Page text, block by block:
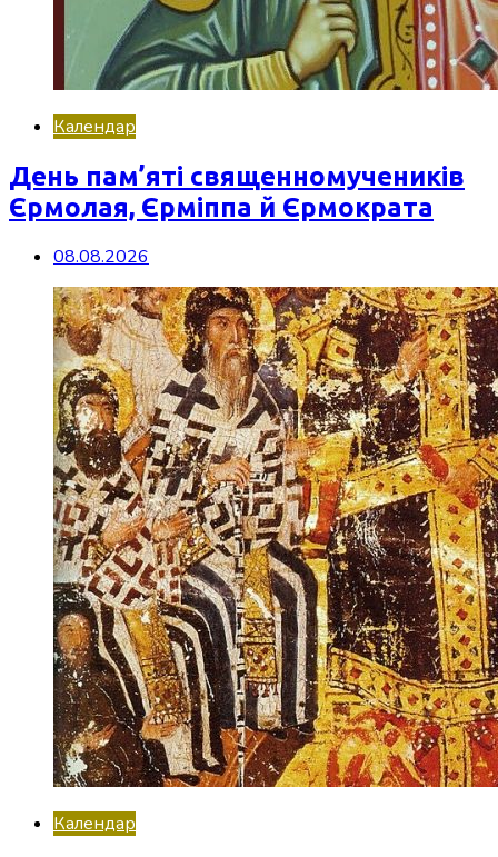
Календар
День пам’яті священномучеників
Єрмолая, Єрміппа й Єрмократа
08.08.2026
Календар